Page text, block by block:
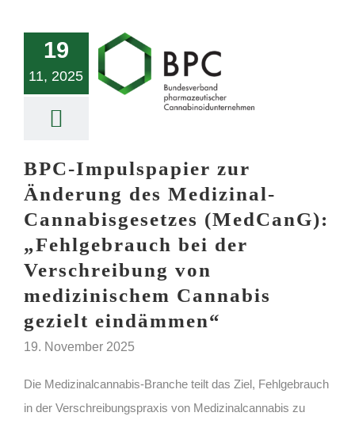
19
11, 2025
BPC-Impulspapier zur
Änderung des Medizinal-
Cannabisgesetzes (MedCanG):
„Fehlgebrauch bei der
Verschreibung von
medizinischem Cannabis
gezielt eindämmen“
19. November 2025
Die Medizinalcannabis-Branche teilt das Ziel, Fehlgebrauch
in der Verschreibungspraxis von Medizinalcannabis zu